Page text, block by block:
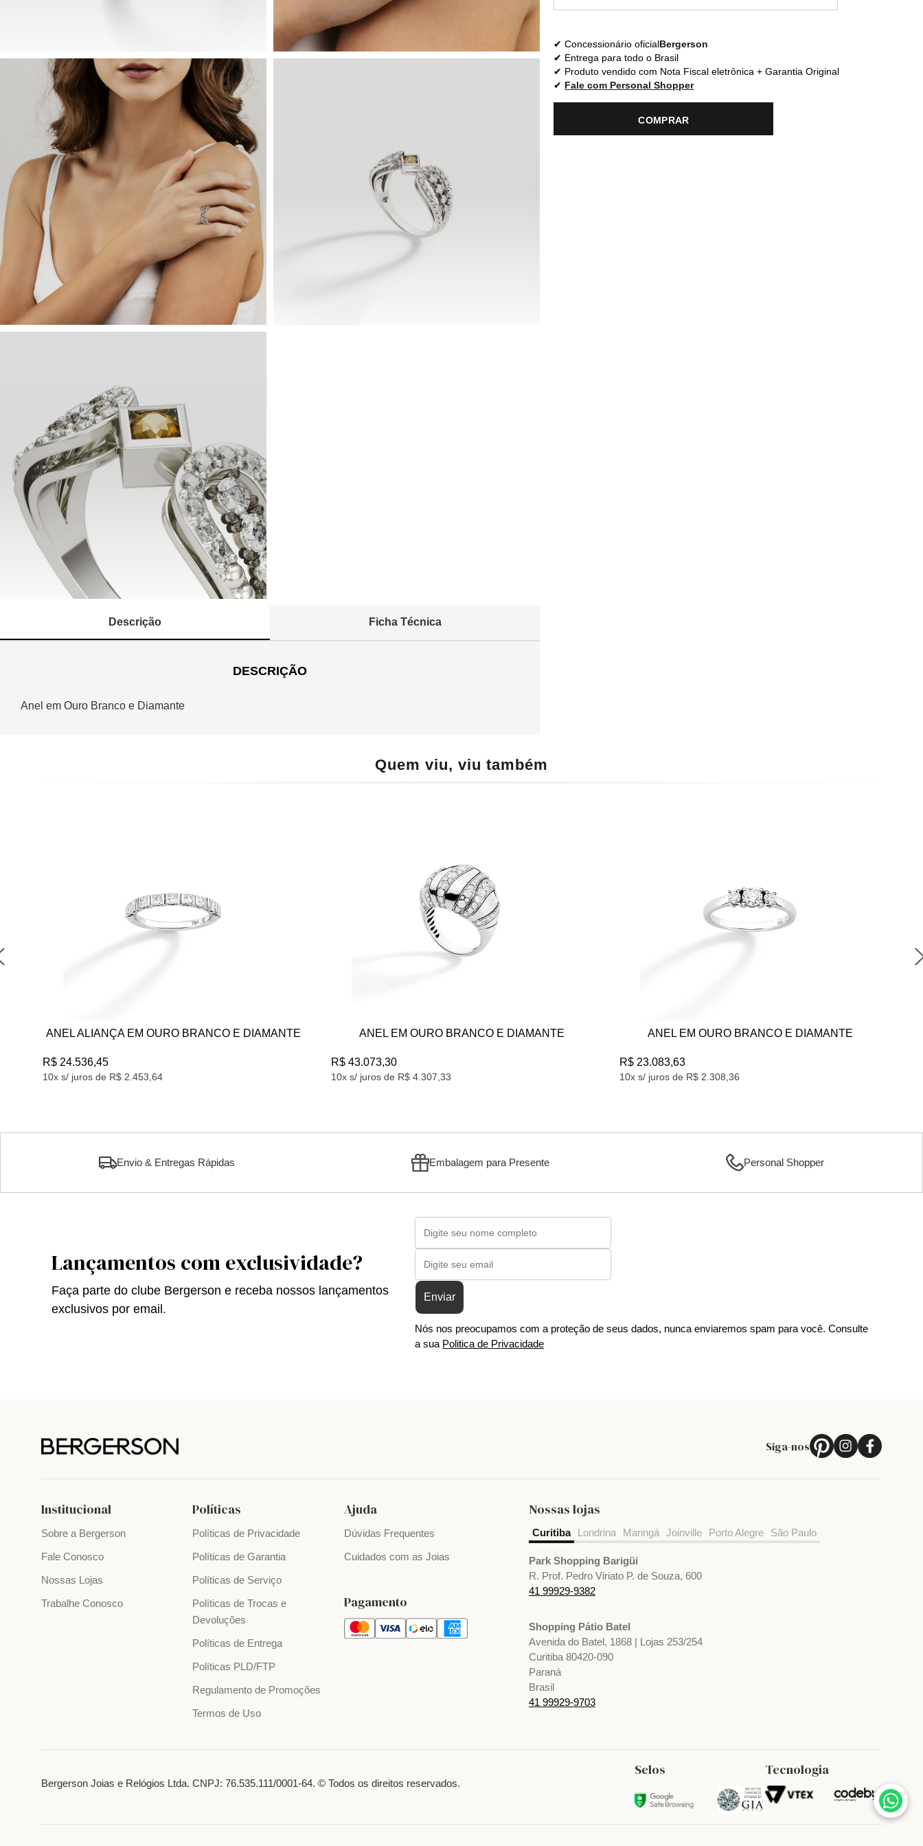
Descrição Ficha Técnica
DESCRIÇÃO
Anel em Ouro Branco e Diamante
Concessionário oficialBergerson
Entrega para todo o Brasil
Produto vendido com Nota Fiscal eletrônica + Garantia Original
Fale com Personal Shopper
COMPRAR
Quem viu, viu também
ANEL EM OURO
10x s/ juros de R$ 634,74
R$ 6.347,49
ANEL EM OURO ROSÈ 18K
10x s/ juros de R$ 1.412,99
R$ 14.129,91
ANEL DE OURO BRANCO 18K COM DIAMANTE
R$ 33.508,48
Envio & Entregas Rápidas Embalagem para Presente Personal Shopper
Anel em Ouro Branco e Diamante
Lançamentos com exclusividade?
Faça parte do clube Bergerson e receba nossos lançamentos
exclusivos por email.
Enviar
Nós nos preocupamos com a proteção de seus dados, nunca enviaremos spam para você. Consulte
a sua Politica de Privacidade
Siga-nos
Institucional
Sobre a Bergerson
Fale Conosco
Nossas Lojas
Trabalhe Conosco
Políticas
Políticas de Privacidade
Políticas de Garantia
Políticas de Serviço
Políticas de Trocas e
Devoluções
Políticas de Entrega
Políticas PLD/FTP
Regulamento de Promoções
Termos de Uso
Ajuda
Dúvidas Frequentes
Cuidados com as Joias
Pagamento
Nossas lojas
Curitiba Londrina Maringá Joinville Porto Alegre São Paulo
Park Shopping Barigüi
R. Prof. Pedro Viriato P. de Souza, 600
41 99929-9382
Shopping Pátio Batel
Avenida do Batel, 1868 | Lojas 253/254
Curitiba 80420-090
Paraná
Brasil
41 99929-9703
Bergerson Joias e Relógios Ltda. CNPJ: 76.535.111/0001-64. © Todos os direitos reservados.
Selos Tecnologia